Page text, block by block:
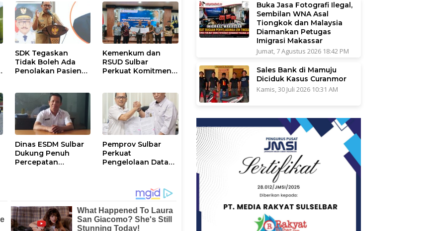
SDK Tegaskan
Tidak Boleh Ada
Penolakan Pasien
Kesehatan
Kemenkum dan
RSUD Sulbar
Perkuat Komitmen
Intelektual
Dinas ESDM Sulbar
Dukung Penuh
Percepatan
Pemprov Sulbar
Perkuat
Pengelolaan Data
17 Tahun 2023
Buka Jasa Fotografi Ilegal,
Sembilan WNA Asal
Tiongkok dan Malaysia
Diamankan Petugas
Imigrasi Makassar
Jumat, 7 Agustus 2026 18:42 PM
Sales Bank di Mamuju
Diciduk Kasus Curanmor
Kamis, 30 Juli 2026 10:31 AM